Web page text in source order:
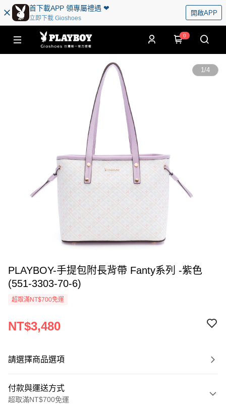
首下載APP 領專屬禮遇 ❤︎
立即下載 Gioshoes
開啟APP
0
1/4
PLAYBOY-手提包附長背帶 Fanty系列 -紫色
(551-3303-70-6)
超取滿NT$700免運
NT$3,480
請選擇商品選項
付款與運送方式
超取滿NT$700免運